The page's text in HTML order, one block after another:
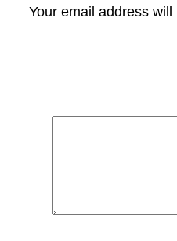
Your email address